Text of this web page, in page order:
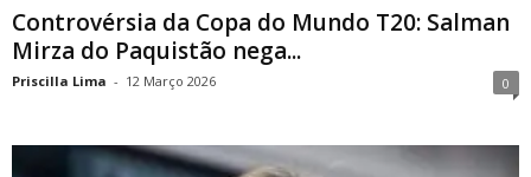
Controvérsia da Copa do Mundo T20: Salman
Mirza do Paquistão nega...
Priscilla Lima - 12 Março 2026 0